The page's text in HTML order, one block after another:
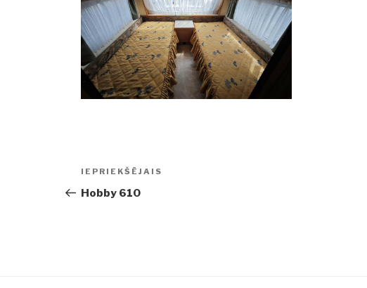
Ziņu
izvēlne
Iepriekšējā
ziņa:
IEPRIEKŠĒJAIS
Hobby 610